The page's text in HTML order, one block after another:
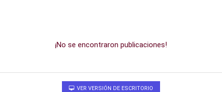
¡No se encontraron publicaciones!
VER VERSIÓN DE ESCRITORIO